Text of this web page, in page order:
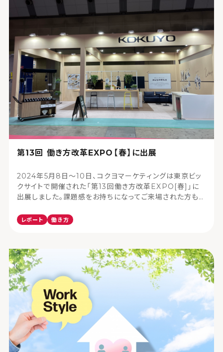
第13回 働き方改革EXPO【春】に出展
2024年5月8日～10日、コクヨマーケティングは東京ビッ
クサイトで開催された「第13回働き方改革EXPO[春]」に
出展しました。課題感をお持ちになってご来場された方も
た。今回は、コクヨブースの様子をレポートいたします。
レポート 働き方